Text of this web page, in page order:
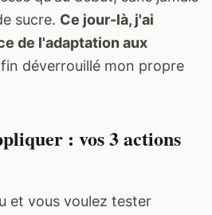
sucre. Ce jour-là, j'ai
de l'adaptation aux
déverrouillé mon propre
: vos 3 actions
et vous voulez tester